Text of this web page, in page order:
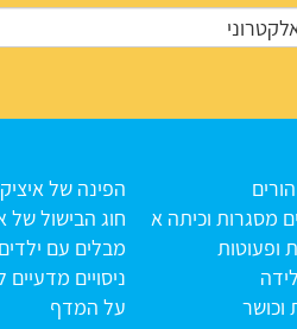
מסגרות וכיתה א
ופעוטות
וכושר
הפינה של
חוג הבישול
מבלים עם ילדים
ניסויים מדעיים
על המדף